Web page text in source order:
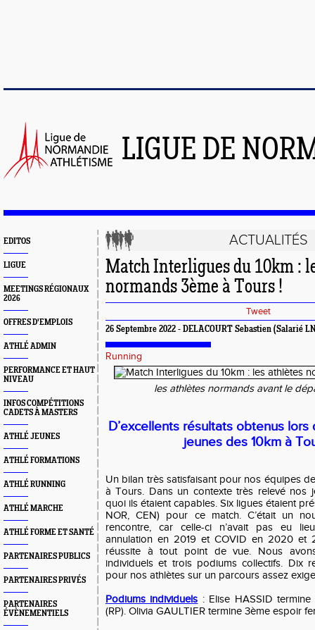
LIGUE DE
EDITOS
LIGUE
MEETINGS RÉGIONAUX
2026
OFFRES D'EMPLOIS
ATHLÉ ADMIN
PERFORMANCE ET HAUT
NIVEAU
INFOS COMPÉTITIONS
CADETS À MASTERS
ATHLÉ JEUNES
ATHLÉ FORMATIONS
ATHLÉ RUNNING
ATHLÉ MARCHE
ATHLÉ FORME ET SANTÉ
PARTENAIRES PUBLICS
PARTENAIRES PRIVÉS
PARTENAIRES
ÉVÈNEMENTIELS
ACTUALITÉS
Match Interligues du 10km :
normands 3ème à Tours !
Tweet
26 Septembre 2022 - DELACOURT Sebastien (Salarié
Running
les athlètes normands avant le
D’excellents résultats obtenus
jeunes des 10km à
Un bilan très satisfaisant pour nos équipes
à Tours. Dans un contexte très relevé nos
quoi ils étaient capables. Six ligues étaient
NOR, CEN) pour ce match. C’était un
rencontre, car celle-ci n’avait pas eu
annulation en 2019 et COVID en 2020 et
réussite à tout point de vue. Nous
individuels et trois podiums collectifs. Dix
pour nos athlètes sur un parcours assez
Podiums individuels : Elise HASSID termine
(RP). Olivia GAULTIER termine 3ème espoir